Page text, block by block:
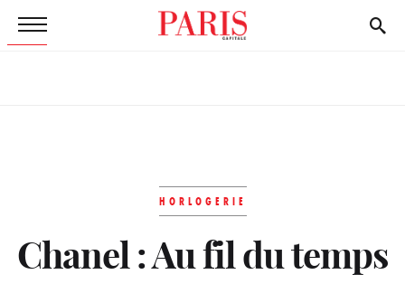
HORLOGERIE
Chanel : Au fil du temps